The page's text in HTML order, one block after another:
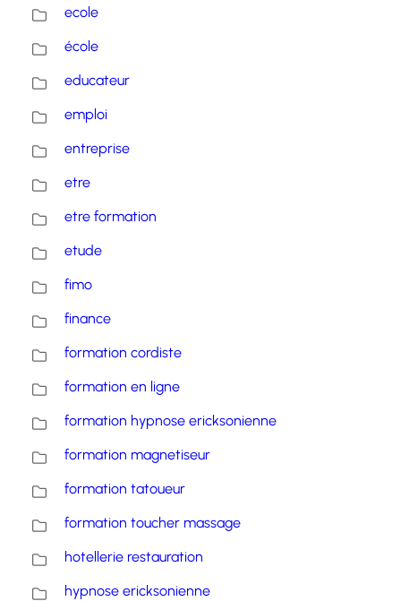
ecole
école
educateur
emploi
entreprise
etre
etre formation
etude
fimo
finance
formation cordiste
formation en ligne
formation hypnose ericksonienne
formation magnetiseur
formation tatoueur
formation toucher massage
hotellerie restauration
hypnose ericksonienne